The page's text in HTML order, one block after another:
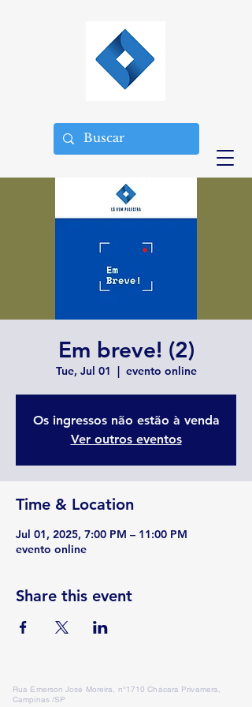
Em breve! (2)
Tue, Jul 01
  |
evento online
Os ingressos não estão à venda
Ver outros eventos
Time & Location
Jul 01, 2025, 7:00 PM – 11:00 PM
evento online
Share this event
Rua Emerson José Moreira, n°1710 Chácara Privamera,
Campinas /SP